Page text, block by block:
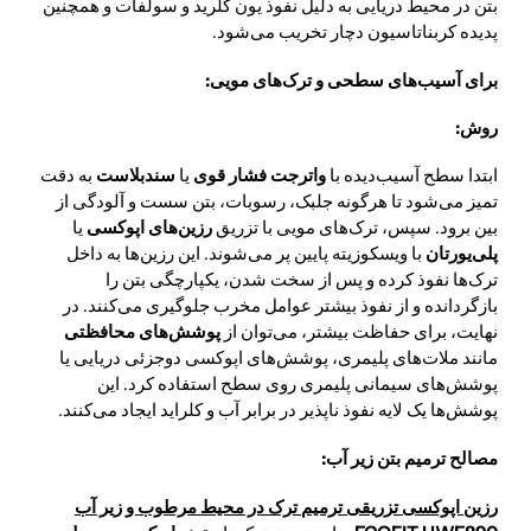
بتن در محیط دریایی به دلیل نفوذ یون کلرید و سولفات و همچنین
پدیده کربناتاسیون دچار تخریب می‌شود.
برای آسیب‌های سطحی و ترک‌های مویی:
روش:
ابتدا سطح آسیب‌دیده با واترجت فشار قوی یا سندبلاست به دقت
تمیز می‌شود تا هرگونه جلبک، رسوبات، بتن سست و آلودگی از
بین برود. سپس، ترک‌های مویی با تزریقرزین‌های اپوکسی یا
پلی‌یورتان با ویسکوزیته پایین پر می‌شوند. این رزین‌ها به داخل
ترک‌ها نفوذ کرده و پس از سخت شدن، یکپارچگی بتن را
بازگردانده و از نفوذ بیشتر عوامل مخرب جلوگیری می‌کنند. در
نهایت، برای حفاظت بیشتر، می‌توان از پوشش‌های محافظتی
مانند ملات‌های پلیمری، پوشش‌های اپوکسی دوجزئی دریایی یا
پوشش‌های سیمانی پلیمری روی سطح استفاده کرد. این
پوشش‌ها یک لایه نفوذ ناپذیر در برابر آب و کلراید ایجاد می‌کنند.
مصالح ترمیم بتن زیر آب:
رزین اپوکسی تزریقی ترمیم ترک در محیط مرطوب و زیر آب